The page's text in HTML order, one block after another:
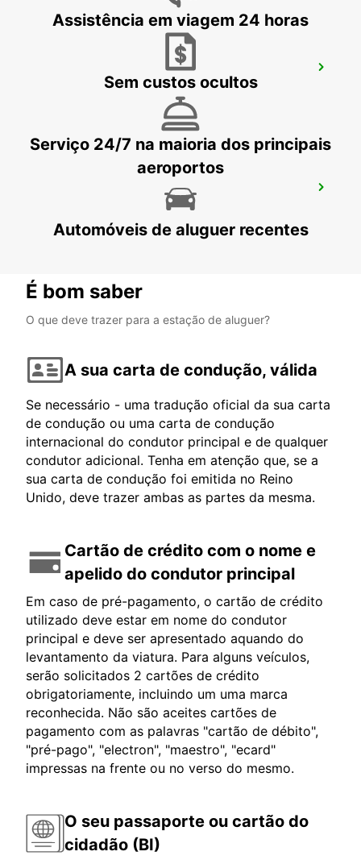
NORTHAMPTON
NORTHAMPTON - UNITED KINGDOM
AEROPORTO DE MANCHESTER
MANCHESTER - UNITED KINGDOM
Assistência em viagem 24 horas
Sem custos ocultos
Serviço 24/7 na maioria dos principais
aeroportos
Automóveis de aluguer recentes
É bom saber
O que deve trazer para a estação de aluguer?
A sua carta de condução, válida
Se necessário - uma tradução oficial da sua carta
de condução ou uma carta de condução
internacional do condutor principal e de qualquer
condutor adicional. Tenha em atenção que, se a
sua carta de condução foi emitida no Reino
Unido, deve trazer ambas as partes da mesma.
Cartão de crédito com o nome e
apelido do condutor principal
Em caso de pré-pagamento, o cartão de crédito
utilizado deve estar em nome do condutor
principal e deve ser apresentado aquando do
levantamento da viatura. Para alguns veículos,
serão solicitados 2 cartões de crédito
obrigatoriamente, incluindo um uma marca
reconhecida. Não são aceites cartões de
pagamento com as palavras "cartão de débito",
"pré-pago", "electron", "maestro", "ecard"
impressas na frente ou no verso do mesmo.
O seu passaporte ou cartão do
cidadão (BI)